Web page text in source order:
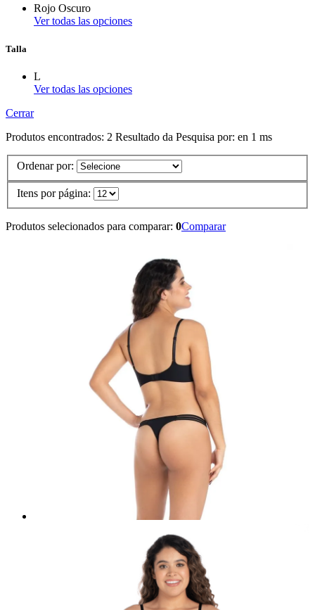
Rojo Oscuro
Ver todas las opciones
Talla
L
Ver todas las opciones
Cerrar
Produtos encontrados: 2 Resultado da Pesquisa por: en 1 ms
Ordenar por:
Itens por página:
Produtos selecionados para comparar: 0Comparar